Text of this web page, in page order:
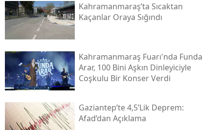
Kahramanmaraş’ta Sıcaktan
Kaçanlar Oraya Sığındı
Kahramanmaraş Fuarı'nda Funda
Arar, 100 Bini Aşkın Dinleyiciyle
Coşkulu Bir Konser Verdi
Gaziantep’te 4,5’lik Deprem:
Afad’dan Açıklama